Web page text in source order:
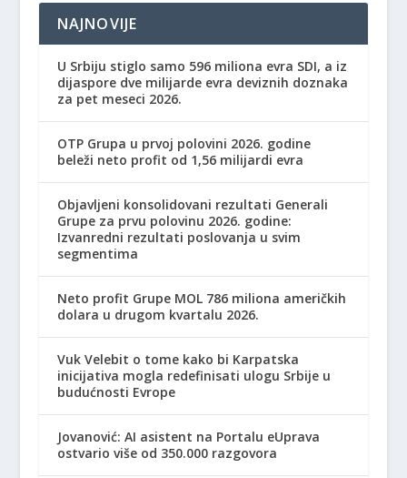
NAJNOVIJE
U Srbiju stiglo samo 596 miliona evra SDI, a iz
dijaspore dve milijarde evra deviznih doznaka
za pet meseci 2026.
OTP Grupa u prvoj polovini 2026. godine
beleži neto profit od 1,56 milijardi evra
Objavljeni konsolidovani rezultati Generali
Grupe za prvu polovinu 2026. godine:
Izvanredni rezultati poslovanja u svim
segmentima
Neto profit Grupe MOL 786 miliona američkih
dolara u drugom kvartalu 2026.
Vuk Velebit o tome kako bi Karpatska
inicijativa mogla redefinisati ulogu Srbije u
budućnosti Evrope
Jovanović: AI asistent na Portalu eUprava
ostvario više od 350.000 razgovora